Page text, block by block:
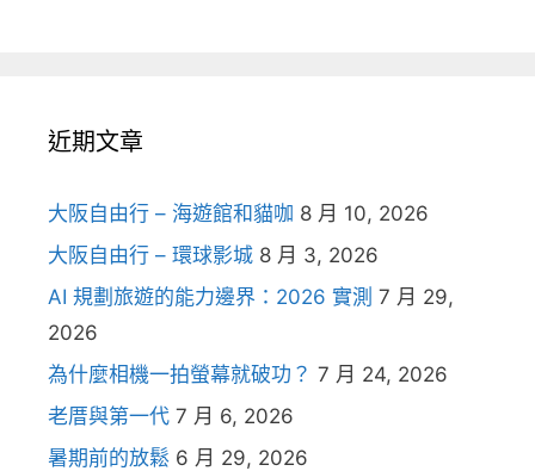
近期文章
大阪自由行 – 海遊館和貓咖 8 月 10, 2026
大阪自由行 – 環球影城 8 月 3, 2026
AI 規劃旅遊的能力邊界：2026 實測 7 月 29,
2026
為什麼相機一拍螢幕就破功？ 7 月 24, 2026
老厝與第一代 7 月 6, 2026
暑期前的放鬆 6 月 29, 2026